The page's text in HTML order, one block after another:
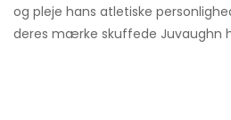
og pleje hans atletiske
deres mærke skuffede Juvaughn